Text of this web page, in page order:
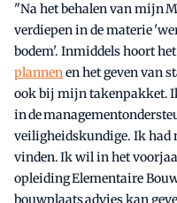
"Na het behalen van mijn
verdiepen in de materie
bodem'. Inmiddels hoort
plannenen het geven van
ook bij mijn takenpakket.
in de
veiligheidskundige. Ik had
vinden. Ik wil in het
opleiding Elementaire
bouwplaats advies kan